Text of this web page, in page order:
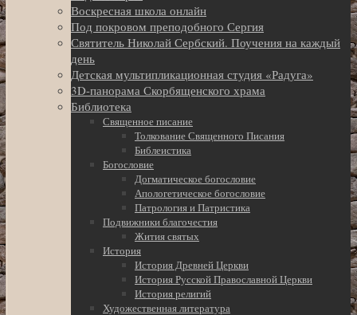
Воскресная школа онлайн
Под покровом преподобного Сергия
Святитель Николай Сербский. Поучения на каждый
день
Детская мультипликационная студия «Радуга»
3D-панорама Скорбященского храма
Библиотека
Священное писание
Толкование Священного Писания
Библеистика
Богословие
Догматическое богословие
Апологетическое богословие
Патрология и Патристика
Подвижники благочестия
Жития святых
История
История Древней Церкви
История Русской Православной Церкви
История религий
Художественная литература